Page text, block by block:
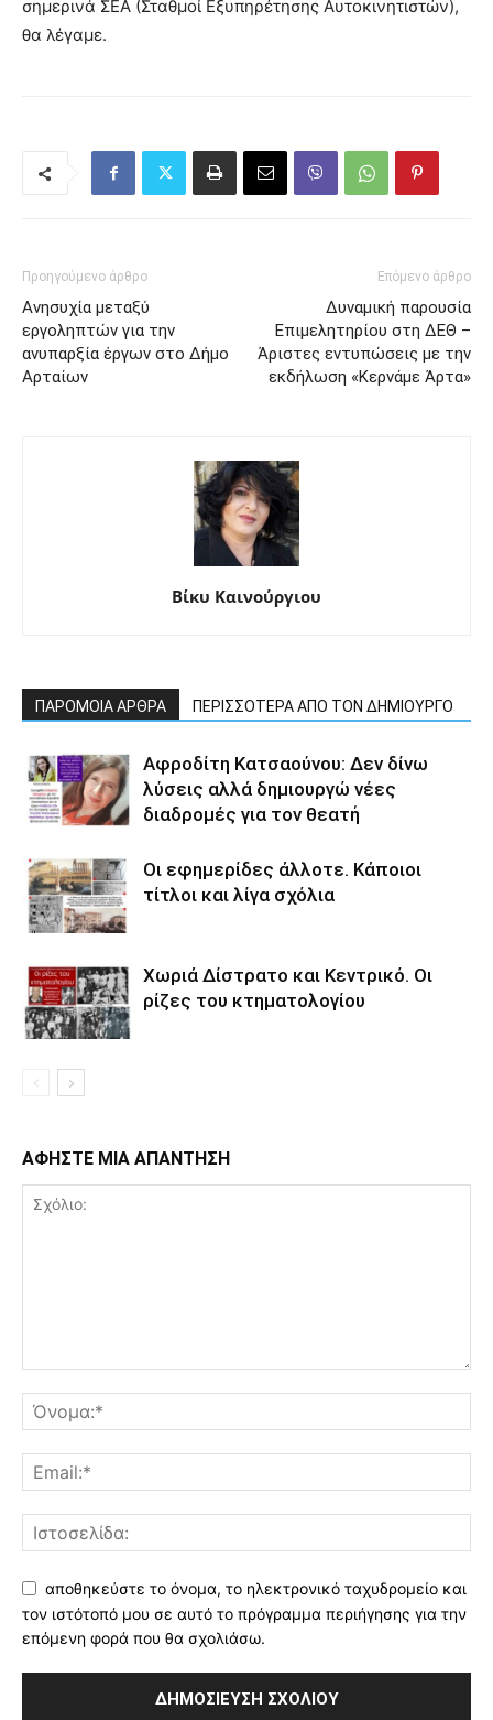
σημερινά ΣΕΑ (Σταθμοί Εξυπηρέτησης Αυτοκινητιστών),
θα λέγαμε.
Προηγούμενο άρθρο
Ανησυχία μεταξύ
εργοληπτών για την
ανυπαρξία έργων στο Δήμο
Αρταίων
Επόμενο άρθρο
Δυναμική παρουσία
Επιμελητηρίου στη ΔΕΘ –
Άριστες εντυπώσεις με την
εκδήλωση «Κερνάμε Άρτα»
Βίκυ Καινούργιου
ΠΑΡΟΜΟΙΑ ΑΡΘΡΑ ΠΕΡΙΣΣΟΤΕΡΑ ΑΠΟ ΤΟΝ ΔΗΜΙΟΥΡΓΟ
Αφροδίτη Κατσαούνου: Δεν δίνω
λύσεις αλλά δημιουργώ νέες
διαδρομές για τον θεατή
Οι εφημερίδες άλλοτε. Κάποιοι
τίτλοι και λίγα σχόλια
Χωριά Δίστρατο και Κεντρικό. Οι
ρίζες του κτηματολογίου
ΑΦΗΣΤΕ ΜΙΑ ΑΠΑΝΤΗΣΗ
αποθηκεύστε το όνομα, το ηλεκτρονικό ταχυδρομείο και
τον ιστότοπό μου σε αυτό το πρόγραμμα περιήγησης για την
επόμενη φορά που θα σχολιάσω.